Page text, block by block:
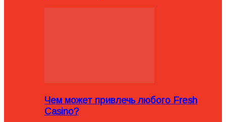
Чем может привлечь любого Fresh
Casino?